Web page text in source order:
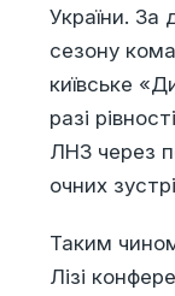
України. За
сезону
київське
разі
ЛНЗ через
очних
Таким
Лізі